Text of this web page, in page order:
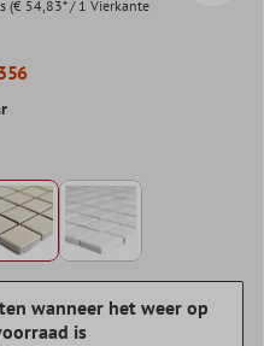
(€ 54,83* / 1 Vierkante
wanneer het weer op
is